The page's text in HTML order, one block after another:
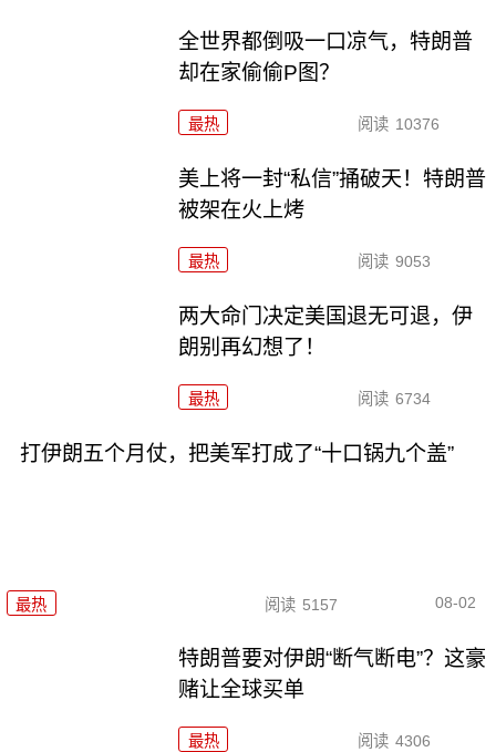
全世界都倒吸一口凉气，特朗普
却在家偷偷P图？
最热 阅读 10376
美上将一封“私信”捅破天！特朗普
被架在火上烤
最热 阅读 9053
两大命门决定美国退无可退，伊
朗别再幻想了！
最热 阅读 6734
打伊朗五个月仗，把美军打成了“十口锅九个盖”
最热 阅读 5157 08-02
特朗普要对伊朗“断气断电”？这豪
赌让全球买单
最热 阅读 4306